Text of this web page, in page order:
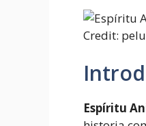
Credit:
Espíritu